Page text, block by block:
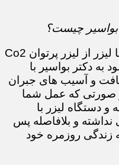
چیست؟
از آنجایی که در عمل هموروئید با لیزر از لیزر پرتوان Co2
به دکتر بواسیر با
بافت و آسیب های جبران
در صورتی که عمل شما
دستگاه لیزر با
و بلافاصله پس
زندگی روزمره خود